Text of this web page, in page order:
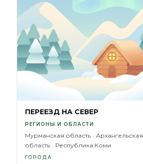
ПЕРЕЕЗД НА СЕВЕР
РЕГИОНЫ И ОБЛАСТИ
Мурманская область
Архангельская
область
Республика Коми
ГОРОДА